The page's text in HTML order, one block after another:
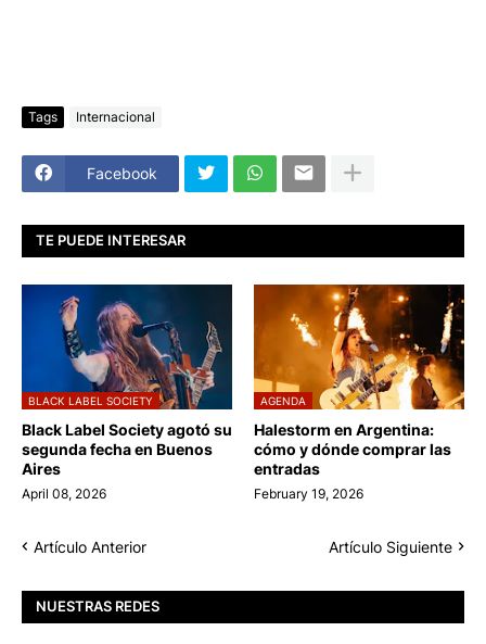
Tags Internacional
Facebook
TE PUEDE INTERESAR
BLACK LABEL SOCIETY
Black Label Society agotó su
segunda fecha en Buenos
Aires
April 08, 2026
AGENDA
Halestorm en Argentina:
cómo y dónde comprar las
entradas
February 19, 2026
Artículo Anterior Artículo Siguiente
NUESTRAS REDES